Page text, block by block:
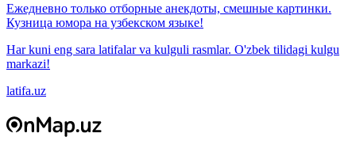
Ежедневно только отборные анекдоты, смешные картинки.
Кузница юмора на узбекском языке!
Har kuni eng sara latifalar va kulguli rasmlar. O'zbek tilidagi kulgu
markazi!
latifa.uz